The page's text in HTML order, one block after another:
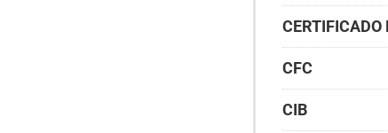
CERTIFICADO
CFC
CIB